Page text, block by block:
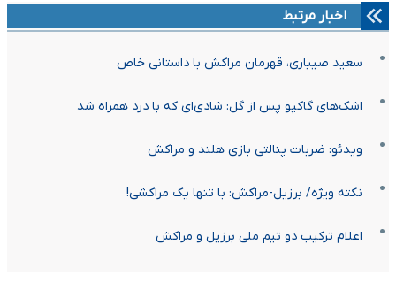
اخبار مرتبط
سعید صیباری، قهرمان مراکش با داستانی خاص
اشک‌های گاکپو پس از گل: شادی‌ای که با درد همراه شد
ویدئو: ضربات پنالتی بازی هلند و مراکش
نکته ویژه/ برزیل-مراکش: با تنها یک مراکشی!
اعلام ترکیب دو تیم ملی برزیل و مراکش